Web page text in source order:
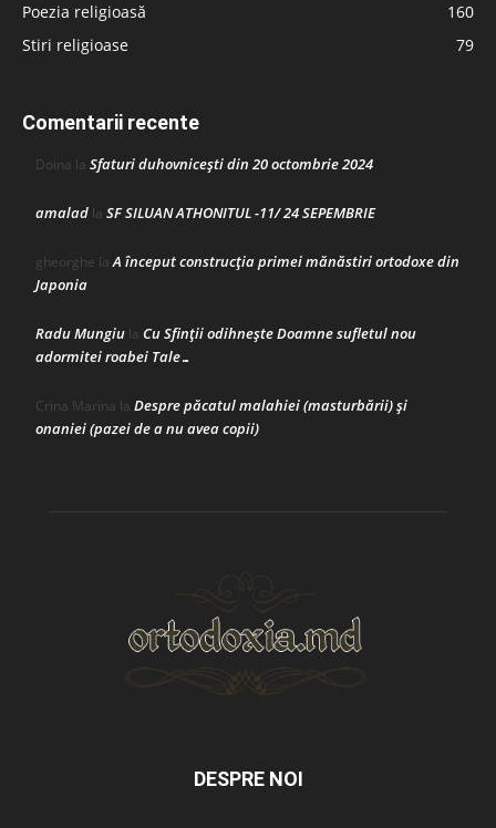
Poezia religioasă
160
Stiri religioase
79
Comentarii recente
Doina la Sfaturi duhovnicești din 20 octombrie 2024
amalad la SF SILUAN ATHONITUL -11/ 24 SEPEMBRIE
gheorghe laA început construcţia primei mănăstiri ortodoxe din
Japonia
Radu Mungiu la Cu Sfinții odihnește Doamne sufletul nou
adormitei roabei Tale…
Crina Marina la Despre păcatul malahiei (masturbării) şi
onaniei (pazei de a nu avea copii)
DESPRE NOI